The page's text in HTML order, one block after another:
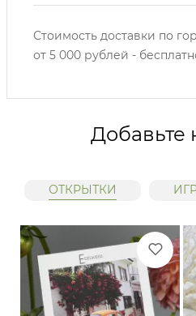
Стоимость доставки по
от 5 000 рублей -
Добавьте
ОТКРЫТКИ